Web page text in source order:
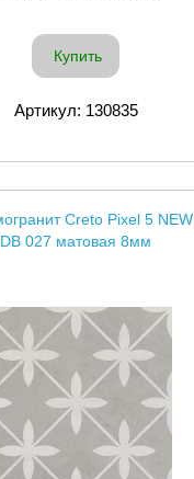
Купить
Артикул: 130835
Creto Pixel 5 NEW
DB 027 матовая 8мм